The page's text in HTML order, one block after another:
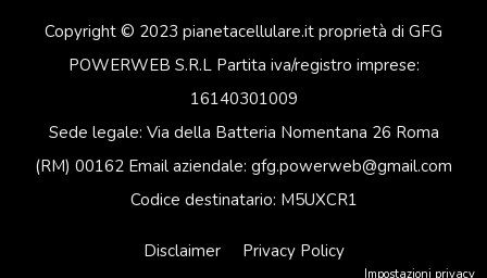
Copyright © 2023 pianetacellulare.it proprietà di GFG
POWERWEB S.R.L Partita iva/registro imprese:
16140301009
Sede legale: Via della Batteria Nomentana 26 Roma
(RM) 00162 Email aziendale: gfg.powerweb@gmail.com
Codice destinatario: M5UXCR1
Disclaimer Privacy Policy
Impostazioni privacy